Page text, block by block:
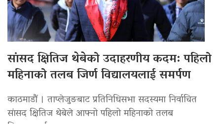
सांसद क्षितिज थेबेको उदाहरणीय कदम: पहिलो
महिनाको तलब जिर्ण विद्यालयलाई समर्पण
काठमाडौं । ताप्लेजुङबाट प्रतिनिधिसभा सदस्यमा निर्वाचित
सांसद क्षितिज थेबेले आफ्नो पहिलो महिनाको तलब